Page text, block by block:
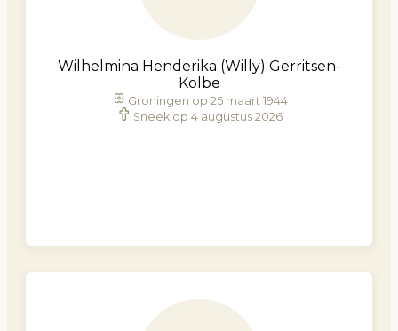
Wilhelmina Henderika (Willy) Gerritsen-
Kolbe
Groningen op 25 maart 1944
Sneek op 4 augustus 2026